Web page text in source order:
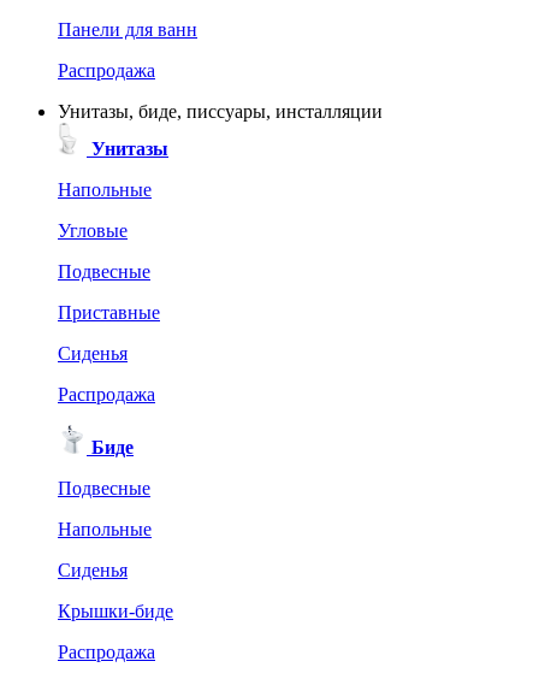
Панели для ванн
Распродажа
Унитазы, биде, писсуары, инсталляции
Унитазы
Напольные
Угловые
Подвесные
Приставные
Сиденья
Распродажа
Биде
Подвесные
Напольные
Сиденья
Крышки-биде
Распродажа